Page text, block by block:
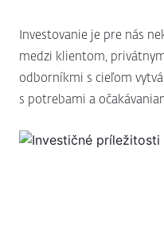
Investovanie je pre nás
medzi klientom,
odborníkmi s cieľom
s potrebami a